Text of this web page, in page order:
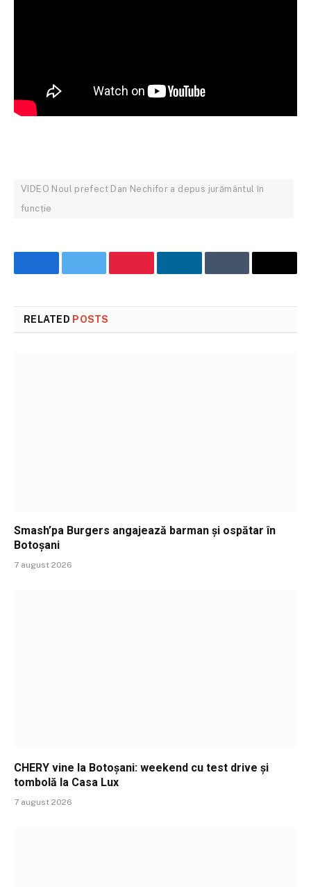
VIDEO Noul prefect Dan Nechifor a depus jurământul în
funcție
FacebookTwitter PinterestLinkedInTumblr Email
RELATED POSTS
Smash’pa Burgers angajează barman și ospătar în
Botoșani
7 august 2026
CHERY vine la Botoșani: weekend cu test drive și
tombolă la Casa Lux
7 august 2026